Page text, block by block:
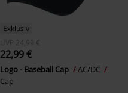
Exklusiv
UVP
24,99 €
22,99 €
Logo - Baseball Cap
AC/DC
Cap